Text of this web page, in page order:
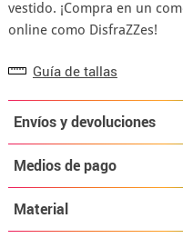
vestido. ¡Compra en un
online como DisfraZZes!
Guía de tallas
Envíos y devoluciones
Medios de pago
Material